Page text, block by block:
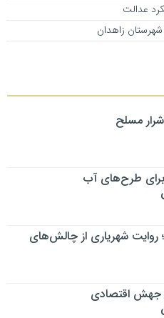
عدالت
همت برای طرح‌های آب
روایت شهریاری از چالش‌های
جهش اقتصادی